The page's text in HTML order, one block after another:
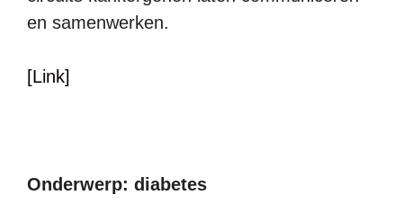
en samenwerken.
[Link]
Onderwerp: diabetes